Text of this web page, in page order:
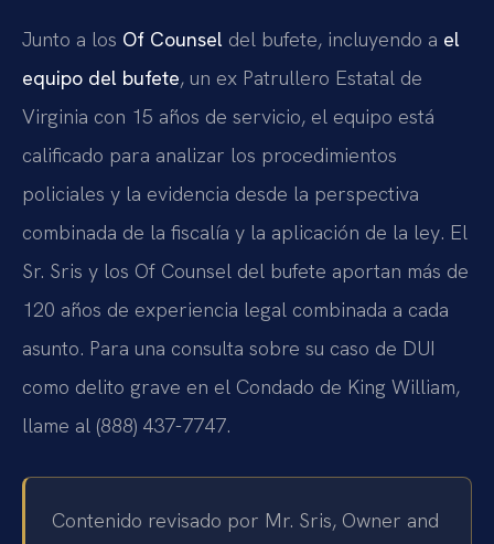
Junto a los Of Counsel del bufete, incluyendo a el
equipo del bufete, un ex Patrullero Estatal de
Virginia con 15 años de servicio, el equipo está
calificado para analizar los procedimientos
policiales y la evidencia desde la perspectiva
combinada de la fiscalía y la aplicación de la ley. El
Sr. Sris y los Of Counsel del bufete aportan más de
120 años de experiencia legal combinada a cada
asunto. Para una consulta sobre su caso de DUI
como delito grave en el Condado de King William,
llame al (888) 437-7747.
Contenido revisado por Mr. Sris, Owner and